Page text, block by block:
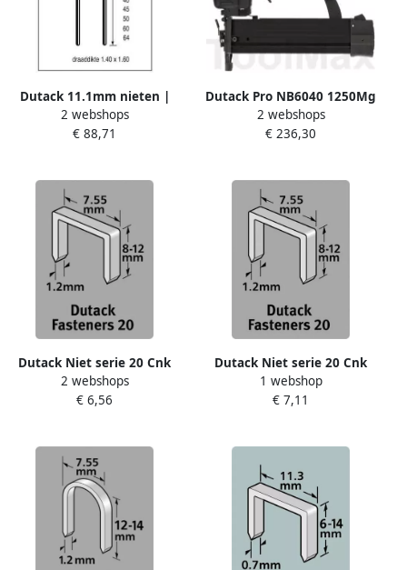
Dutack 11.1mm nieten |
50mm | 10.000 stuks
5056044
2 webshops
€ 88,71
Dutack Pro NB6040 1250Mg
Pneumatische Nieten +
bradtacker | Mtools
2 webshops
€ 236,30
Dutack Niet serie 20 Cnk
8mm blister 1000 st.
5011007
2 webshops
€ 6,56
Dutack Niet serie 20 Cnk
12mm blister 1000 st.
1 webshop
€ 7,11